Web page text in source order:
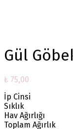
Gül
₺ 75,00
İp Cinsi
Sıklık
Hav Ağırlığı
Toplam Ağırlık